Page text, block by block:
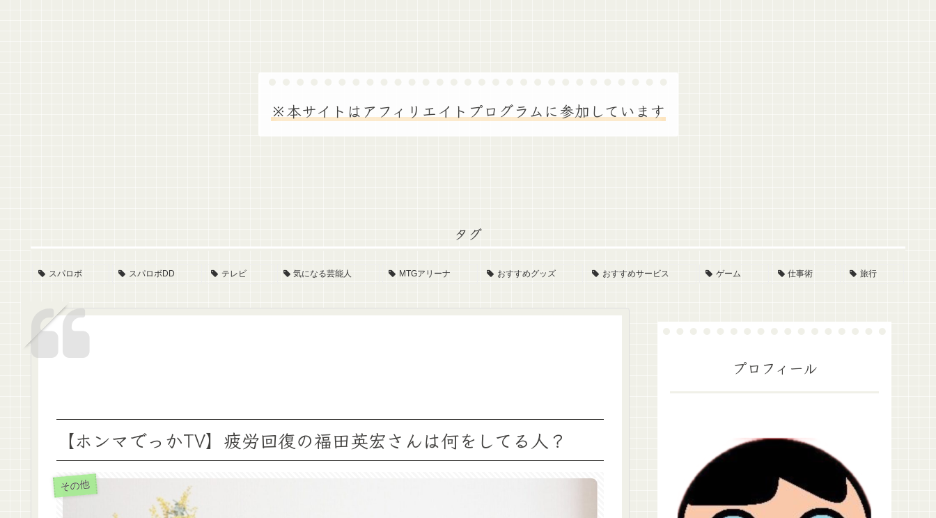
※本サイトはアフィリエイトプログラムに参加しています
タグ
スパロボ スパロボDD テレビ 気になる芸能人 MTGアリーナ おすすめグッズ おすすめサービス ゲーム 仕事術 旅行
【ホンマでっかTV】疲労回復の福田英宏さんは何をしてる人？
その他
プロフィール